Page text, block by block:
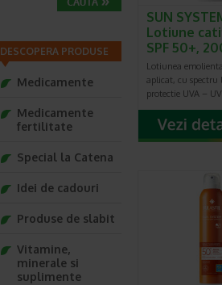
SUN
Lotiune
SPF 50+,
Lotiunea
aplicat, cu spectru
protectie UVA –
DESCOPERA PRODUSE
Medicamente
Medicamente
fertilitate
Special la Catena
Idei de cadouri
Produse de slabit
Vitamine,
minerale si
suplimente